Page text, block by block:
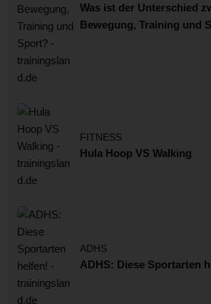
Was ist der Unterschied
Bewegung,
FITNESS
Hula Hoop VS Walking
ADHS
ADHS: Diese Sportarten